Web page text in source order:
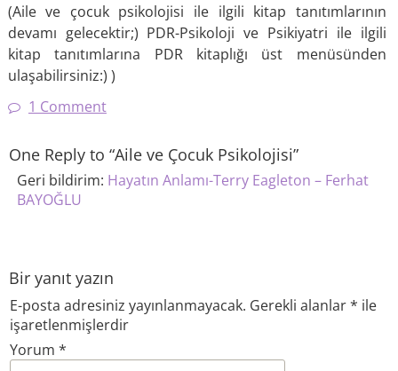
(Aile ve çocuk psikolojisi ile ilgili kitap tanıtımlarının
devamı gelecektir;) PDR-Psikoloji ve Psikiyatri ile ilgili
kitap tanıtımlarına PDR kitaplığı üst menüsünden
ulaşabilirsiniz:) )
1 Comment
One Reply to “Aile ve Çocuk Psikolojisi”
Geri bildirim: Hayatın Anlamı-Terry Eagleton – Ferhat
BAYOĞLU
Bir yanıt yazın
E-posta adresiniz yayınlanmayacak. Gerekli alanlar* ile
işaretlenmişlerdir
Yorum *